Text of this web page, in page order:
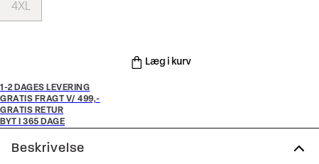
4XL
Læg i kurv
1-2 DAGES LEVERING
GRATIS FRAGT V/ 499,-
GRATIS RETUR
BYT I 365 DAGE
Beskrivelse